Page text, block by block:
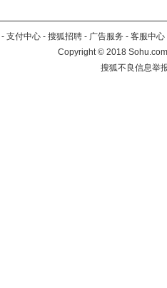
- 支付中心 - 搜狐招聘 - 广告服务 - 客服中心
Copyright©2018
搜狐不良信息举